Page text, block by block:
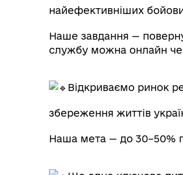
найефективніших
Наше завдання —
службу можна онлайн
Відкриваємо ринок
збереження життів
Наша мета — до 30–50%